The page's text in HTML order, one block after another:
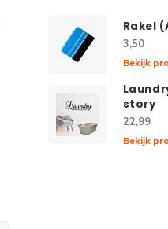
Rakel
3,50
Bekijk
story
22,99
Bekijk